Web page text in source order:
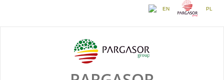
EN PL